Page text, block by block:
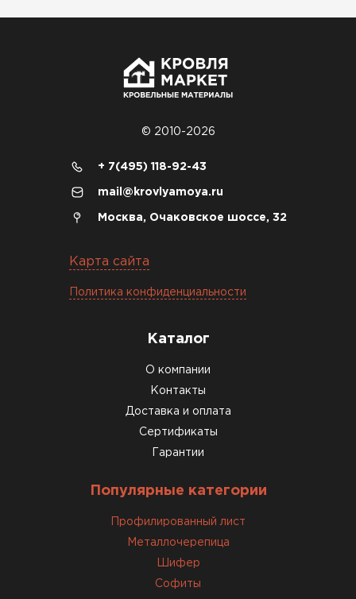
© 2010-2026
+ 7(495) 118-92-43
mail@krovlyamoya.ru
Москва, Очаковское шоссе, 32
Карта сайта
Политика конфиденциальности
Каталог
О компании
Контакты
Доставка и оплата
Сертификаты
Гарантии
Популярные категории
Профилированный лист
Металлочерепица
Шифер
Софиты
ПЕРЕЙТИ
Доборные элементы для кровли
ПЕРЕЙТИ